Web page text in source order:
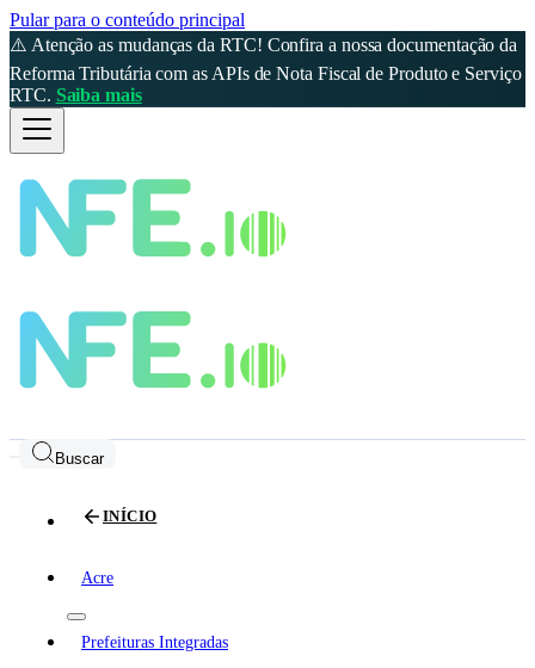
Pular para o conteúdo principal
⚠️ Atenção as mudanças da RTC! Confira a nossa documentação da
Reforma Tributária com as APIs de Nota Fiscal de Produto e Serviço
RTC. Saiba mais
Buscar
INÍCIO
Acre
Prefeituras Integradas